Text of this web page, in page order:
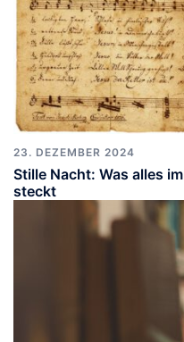
23. DEZEMBER 2024
Stille Nacht: Was alles
steckt